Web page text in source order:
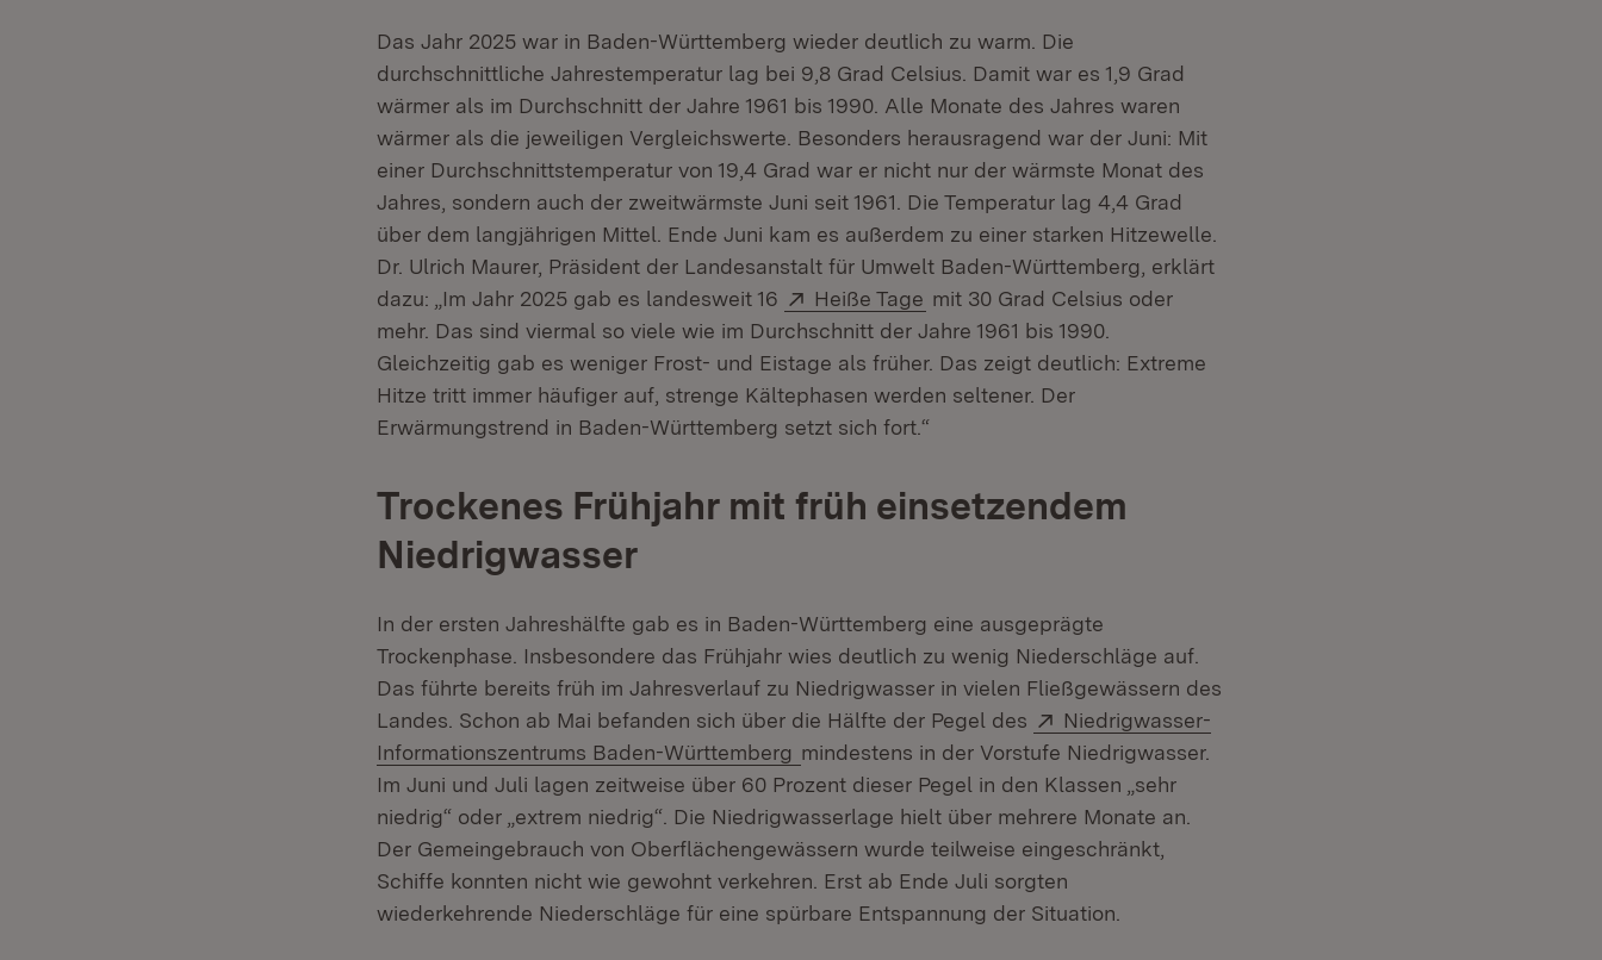
Das Jahr 2025 war in Baden-Württemberg wieder deutlich zu warm. Die
durchschnittliche Jahrestemperatur lag bei 9,8 Grad Celsius. Damit war es 1,9 Grad
wärmer als im Durchschnitt der Jahre 1961 bis 1990. Alle Monate des Jahres waren
wärmer als die jeweiligen Vergleichswerte. Besonders herausragend war der Juni: Mit
einer Durchschnittstemperatur von 19,4 Grad war er nicht nur der wärmste Monat des
Jahres, sondern auch der zweitwärmste Juni seit 1961. Die Temperatur lag 4,4 Grad
über dem langjährigen Mittel. Ende Juni kam es außerdem zu einer starken Hitzewelle.
Dr. Ulrich Maurer, Präsident der Landesanstalt für Umwelt Baden-Württemberg, erklärt
dazu: „Im Jahr 2025 gab es landesweit 16
Extern:
Heiße Tage (Öffnet in neuem Fenster)
mit 30 Grad Celsius oder
mehr. Das sind viermal so viele wie im Durchschnitt der Jahre 1961 bis 1990.
Gleichzeitig gab es weniger Frost- und Eistage als früher. Das zeigt deutlich: Extreme
Hitze tritt immer häufiger auf, strenge Kältephasen werden seltener. Der
Erwärmungstrend in Baden-Württemberg setzt sich fort.“
Trockenes Frühjahr mit früh einsetzendem
Niedrigwasser
In der ersten Jahreshälfte gab es in Baden-Württemberg eine ausgeprägte
Trockenphase. Insbesondere das Frühjahr wies deutlich zu wenig Niederschläge auf.
Das führte bereits früh im Jahresverlauf zu Niedrigwasser in vielen Fließgewässern des
Landes. Schon ab Mai befanden sich über die Hälfte der Pegel des
Extern:
Niedrigwasser-
Informationszentrums Baden-Württemberg (Öffnet in neuem Fenster)
mindestens in der Vorstufe Niedrigwasser.
Im Juni und Juli lagen zeitweise über 60 Prozent dieser Pegel in den Klassen „sehr
niedrig“ oder „extrem niedrig“. Die Niedrigwasserlage hielt über mehrere Monate an.
Der Gemeingebrauch von Oberflächengewässern wurde teilweise eingeschränkt,
Schiffe konnten nicht wie gewohnt verkehren. Erst ab Ende Juli sorgten
wiederkehrende Niederschläge für eine spürbare Entspannung der Situation.